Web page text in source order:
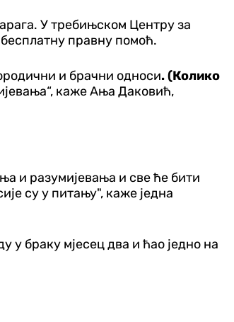
У требињском Центру за
правну помоћ.
и брачни односи. (Колико
каже Ања Даковић,
и разумијевања и све ће бити
су у питању", каже једна
у браку мјесец два и ћао једно на